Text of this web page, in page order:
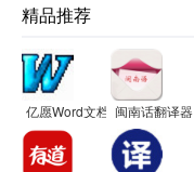
精品推荐
亿愿Word文档批量多语言翻译
闽南话翻译器